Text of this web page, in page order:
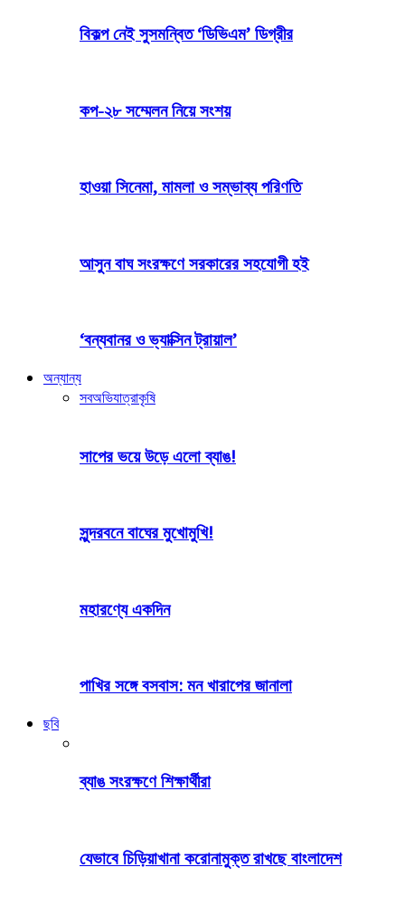
বিকল্প নেই সুসমন্বিত ‘ডিভিএম’ ডিগ্রীর
কপ-২৮ সম্মেলন নিয়ে সংশয়
হাওয়া সিনেমা, মামলা ও সম্ভাব্য পরিণতি
আসুন বাঘ সংরক্ষণে সরকারের সহযোগী হই
‘বন্যবানর ও ভ্যাক্সিন ট্রায়াল’
অন্যান্য
সবঅভিযাত্রাকৃষি
সাপের ভয়ে উড়ে এলো ব্যাঙ!
সুন্দরবনে বাঘের মুখোমুখি!
মহারণ্যে একদিন
পাখির সঙ্গে বসবাস: মন খারাপের জানালা
ছবি
ব্যাঙ সংরক্ষণে শিক্ষার্থীরা
যেভাবে চিড়িয়াখানা করোনামুক্ত রাখছে বাংলাদেশ